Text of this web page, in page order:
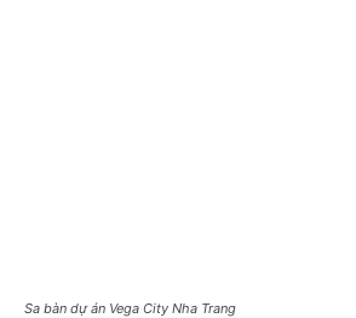
Sa bàn dự án Vega City Nha Trang